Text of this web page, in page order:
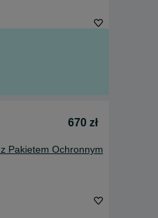
670 zł
Pakietem Ochronnym